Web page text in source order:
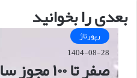
بعدی را بخوانید
رپورتاژ
1404-08-28
صفر تا